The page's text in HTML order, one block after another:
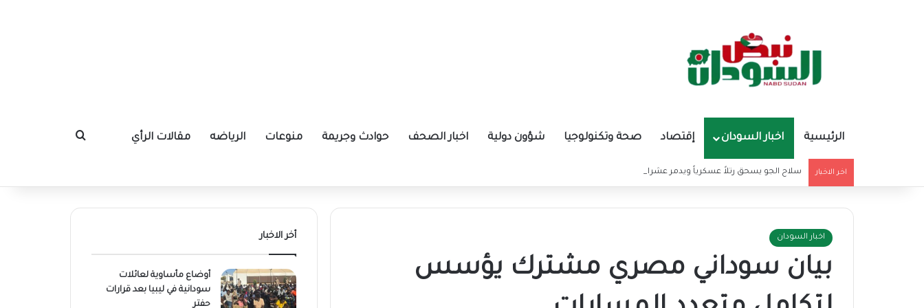
الرئيسية اخبار السودان إقتصاد صحة وتكنولوجيا شؤون دولية اخبار الصحف حوادث وجريمة منوعات الرياضه مقالات الرأي بحث عن
اخر الاخبار سلاح الجو يسحق رتلاً عسكرياً ويدمر عشرات المدرعات للمليشيا بكردفان
اخبار السودان
بيان سوداني مصري مشترك يؤسس
أخر الاخبار
أوضاع مأساوية لعائلات
سودانية في ليبيا بعد قرارات
حفتر